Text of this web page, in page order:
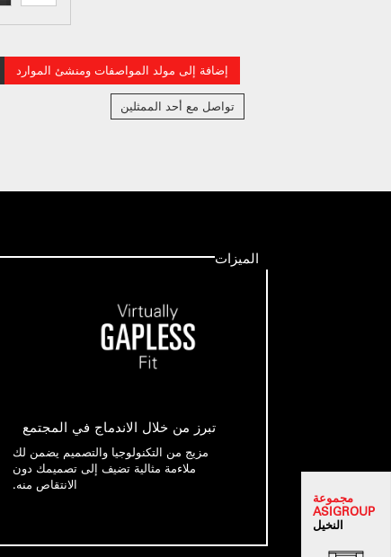
إضافة إلى مولد المواصفات ومنشئ الموارد
تواصل مع أحد الممثلين
الميزات
تبرز من خلال الاندماج في المجتمع
مزيج من التكنولوجيا والتصميم يضمن لك
ملاءمة مثالية تضيف إلى تصميمك دون
الانتقاص منه.
مجموعة
ASIGROUP
النخيل